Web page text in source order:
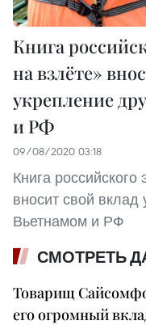
Книга
на взлёте»
укрепление
и РФ
09/08/2020 03:18
Книга российского
вносит свой
Вьетнамом и РФ
СМОТРЕТЬ
Товарищ
его огромный